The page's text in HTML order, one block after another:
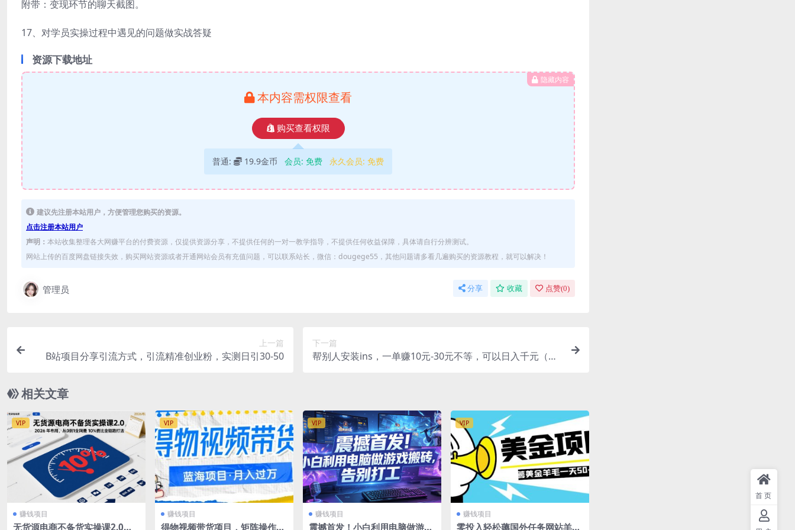
附带：变现环节的聊天截图。
17、对学员实操过程中遇见的问题做实战答疑
资源下载地址
隐藏内容
本内容需权限查看
购买查看权限
普通: 19.9金币 会员: 免费 永久会员: 免费
建议先注册本站用户，方便管理您购买的资源。
点击注册本站用户
声明： 本站收集整理各大网赚平台的付费资源，仅提供资源分享，不提供任何的一对一教学指导，不提供任何收益保障，具体请自行分辨测试。
网站上传的百度网盘链接失效，购买网站资源或者开通网站会员有充值问题，可以联系站长，微信：dougege55，其他问题请多看几遍购买的资源教程，就可以解决！
管理员 分享 收藏 点赞(0)
上一篇
B站项目分享引流方式，引流精准创业粉，实测日引30-50
下一篇
帮别人安装ins，一单赚10元-30元不等，可以日入千元（当
相关文章
VIP
赚钱项目
无货源电商不备货实操课2.0，2
VIP
赚钱项目
得物视频带货项目，矩阵操作，
VIP
赚钱项目
震撼首发！小白利用电脑做游戏
VIP
赚钱项目
零投入轻松薅国外任务网站羊毛
首页